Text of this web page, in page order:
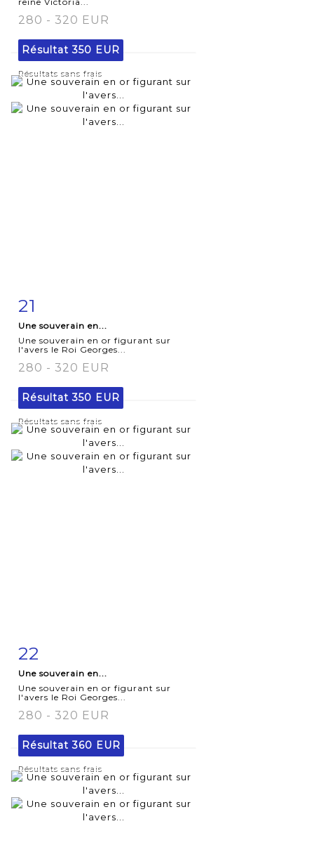
280 - 320 EUR
Résultat350 EUR
Résultats sans frais
21
Une souverain en...
Une souverain en or figurant sur
l'avers le Roi Georges...
280 - 320 EUR
Résultat350 EUR
Résultats sans frais
22
Une souverain en...
Une souverain en or figurant sur
l'avers le Roi Georges...
280 - 320 EUR
Résultat360 EUR
Résultats sans frais